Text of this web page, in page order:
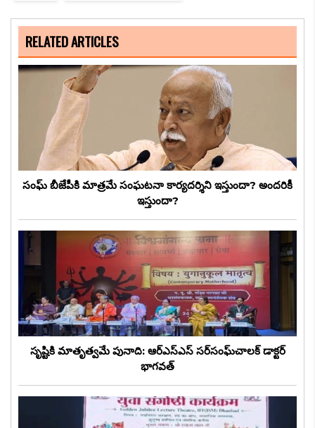
RELATED ARTICLES
సంఘ్ బీజేపీకి మాత్రమే సంఘటనా కార్యదర్శిని ఇస్తుందా? అందరికీ
ఇస్తుందా?
సృష్టికి మాతృత్వమే పునాది: ఆర్‌ఎస్‌ఎస్ సర్‌సంఘ్‌చాలక్ డాక్టర్
భాగవత్